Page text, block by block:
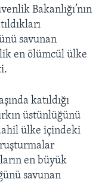
Bakanlığı’nın
savunan
en ölümcül ülke
katıldığı
üstünlüğünü
ülke içindeki
en büyük
savunan